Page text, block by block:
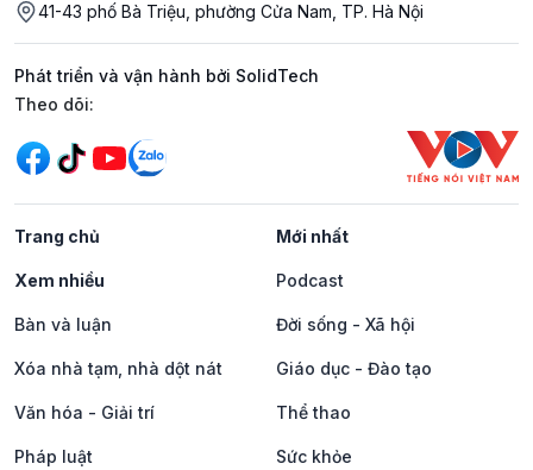
41-43 phố Bà Triệu, phường Cửa Nam, TP. Hà Nội
Phát triển và vận hành bởi SolidTech
Mạng xã hội
Theo dõi:
Trang chủ Mới nhất
Xem nhiều Podcast
Bàn và luận Đời sống - Xã hội
Xóa nhà tạm, nhà dột nát Giáo dục - Đào tạo
Văn hóa - Giải trí Thể thao
Pháp luật Sức khỏe